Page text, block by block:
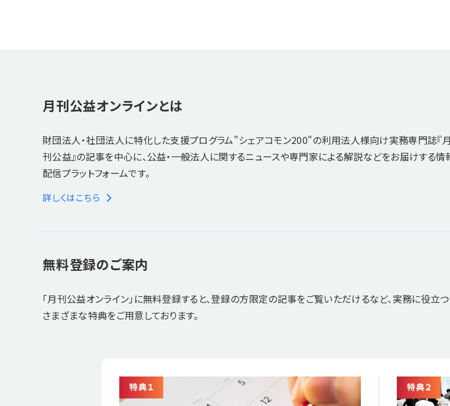
月刊公益オンラインとは
財団法人・社団法人に特化した支援プログラム"シェアコモン200"の利用法人様向け実務専門誌『月
刊公益』の記事を中心に、公益・一般法人に関するニュースや専門家による解説などをお届けする情
配信プラットフォームです。
詳しくはこちら
無料登録のご案内
「月刊公益オンライン」に無料登録すると、登録の方限定の記事をご覧いただけるなど、実務に役立つ
さまざまな特典をご用意しております。